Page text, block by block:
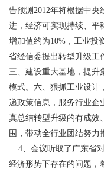
告预测2012年将根据中
进，经济可实现持续、平
增加值约为10%，工业投
省经信委提出转型升级工
三、建设重大基地，提升
模式。六、狠抓工业设计
递政策信息，服务行业企
真总结转型升级的有成效
围，带动全行业团结努力
4、会议听取了广东省
经济形势下存在的问题，